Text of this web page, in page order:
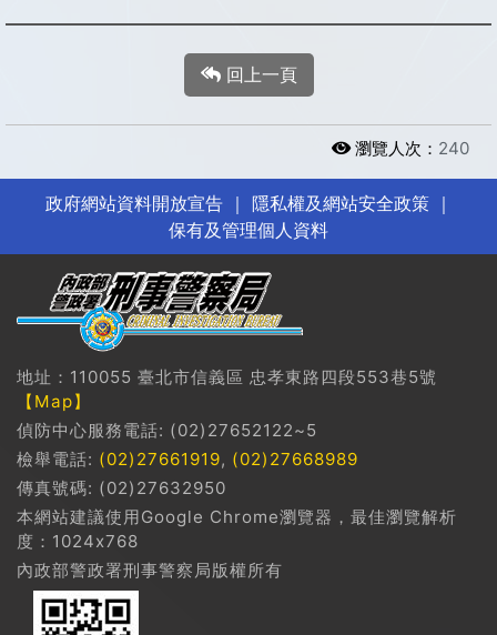
回上一頁
瀏覽人次： 240
政府網站資料開放宣告｜ 隱私權及網站安全政策｜
保有及管理個人資料
地址：110055 臺北市信義區 忠孝東路四段553巷5號
【Map】
偵防中心服務電話: (02)27652122~5
檢舉電話: (02)27661919, (02)27668989
傳真號碼: (02)27632950
本網站建議使用Google Chrome瀏覽器，最佳瀏覽解析
度：1024x768
內政部警政署刑事警察局版權所有